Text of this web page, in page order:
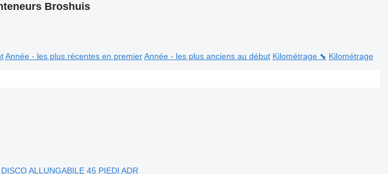
Broshuis
Année - les plus récentes en premier Année - les plus anciens au début Kilométrage ⬊ Kilométrage